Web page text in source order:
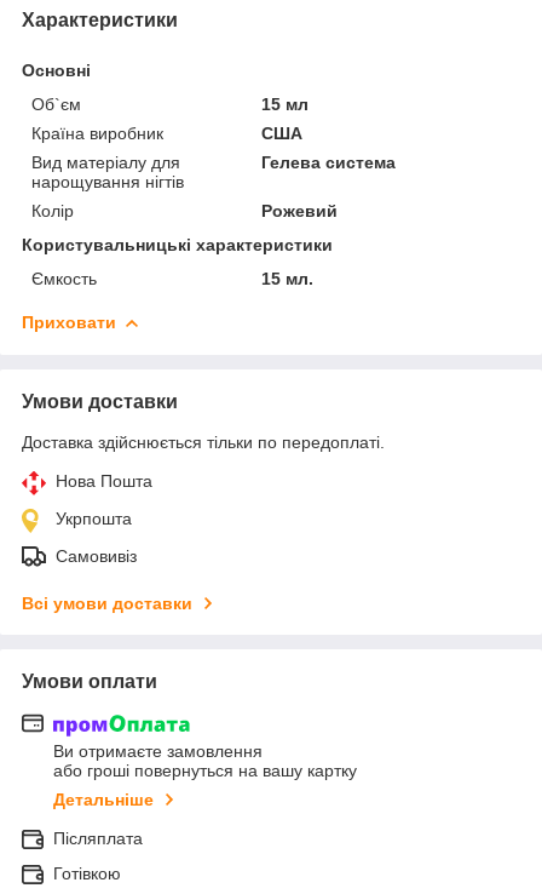
Характеристики
Основні
Об`єм
15 мл
Країна виробник
США
Вид матеріалу для
нарощування нігтів
Гелева система
Колір
Рожевий
Користувальницькі характеристики
Ємкость
15 мл.
Приховати
Умови доставки
Доставка здійснюється тільки по передоплаті.
Нова Пошта
Укрпошта
Самовивіз
Всі умови доставки
Умови оплати
Ви отримаєте замовлення
або гроші повернуться на вашу картку
Детальніше
Післяплата
Готівкою